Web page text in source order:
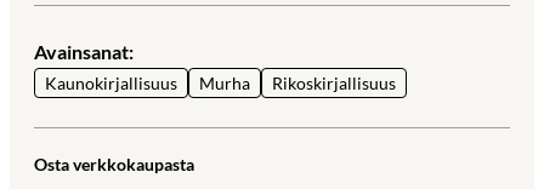
Avainsanat:
Kaunokirjallisuus Murha Rikoskirjallisuus
Osta verkkokaupasta